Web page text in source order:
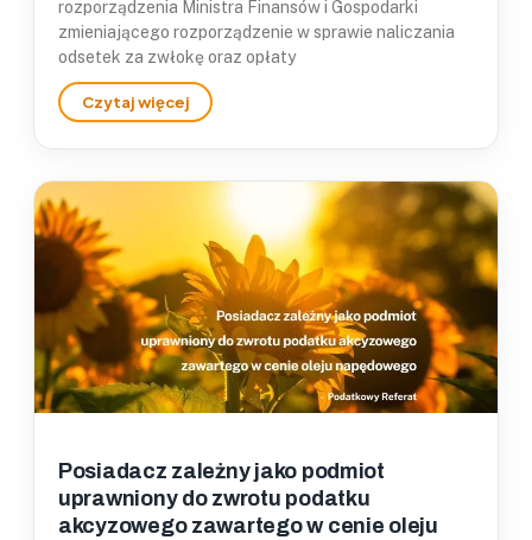
rozporządzenia Ministra Finansów i Gospodarki
zmieniającego rozporządzenie w sprawie naliczania
odsetek za zwłokę oraz opłaty
Posiadacz zależny jako podmiot
uprawniony do zwrotu podatku
akcyzowego zawartego w cenie oleju